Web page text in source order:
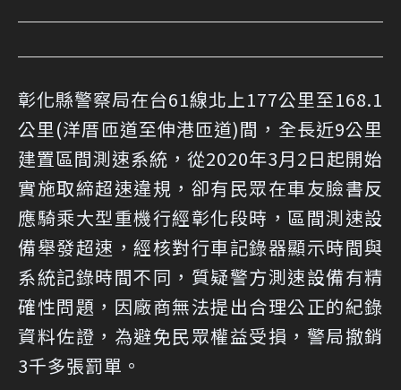
彰化縣警察局在台61線北上177公里至168.1
公里(洋厝匝道至伸港匝道)間，全長近9公里
建置區間測速系統，從2020年3月2日起開始
實施取締超速違規，卻有民眾在車友臉書反
應騎乘大型重機行經彰化段時，區間測速設
備舉發超速，經核對行車記錄器顯示時間與
系統記錄時間不同，質疑警方測速設備有精
確性問題，因廠商無法提出合理公正的紀錄
資料佐證，為避免民眾權益受損，警局撤銷
3千多張罰單。